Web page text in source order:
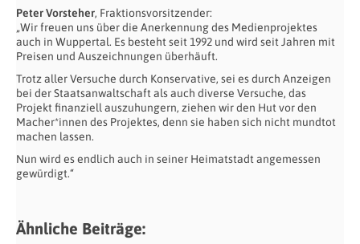
Peter Vorsteher, Fraktionsvorsitzender:
„Wir freuen uns über die Anerkennung des Medienprojektes
auch in Wuppertal. Es besteht seit 1992 und wird seit Jahren mit
Preisen und Auszeichnungen überhäuft.
Trotz aller Versuche durch Konservative, sei es durch Anzeigen
bei der Staatsanwaltschaft als auch diverse Versuche, das
Projekt finanziell auszuhungern, ziehen wir den Hut vor den
Macher*innen des Projektes, denn sie haben sich nicht mundtot
machen lassen.
Nun wird es endlich auch in seiner Heimatstadt angemessen
gewürdigt.“
Ähnliche Beiträge: